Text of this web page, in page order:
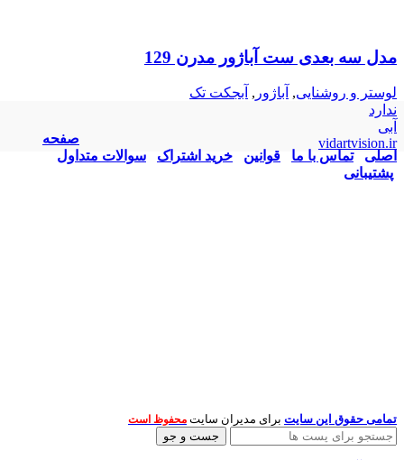
مدل سه بعدی ست آباژور مدرن 129
لوستر و روشنایی, آباژور , آبجکت تک
ندارد
آبی
vidartvision.ir
صفحه
اصلی
تماس با ما قوانین خرید اشتراک
سوالات متداول
پشتیبانی
تمامی حقوق این سایت برای مدیران سایت محفوظ است
جست و جو